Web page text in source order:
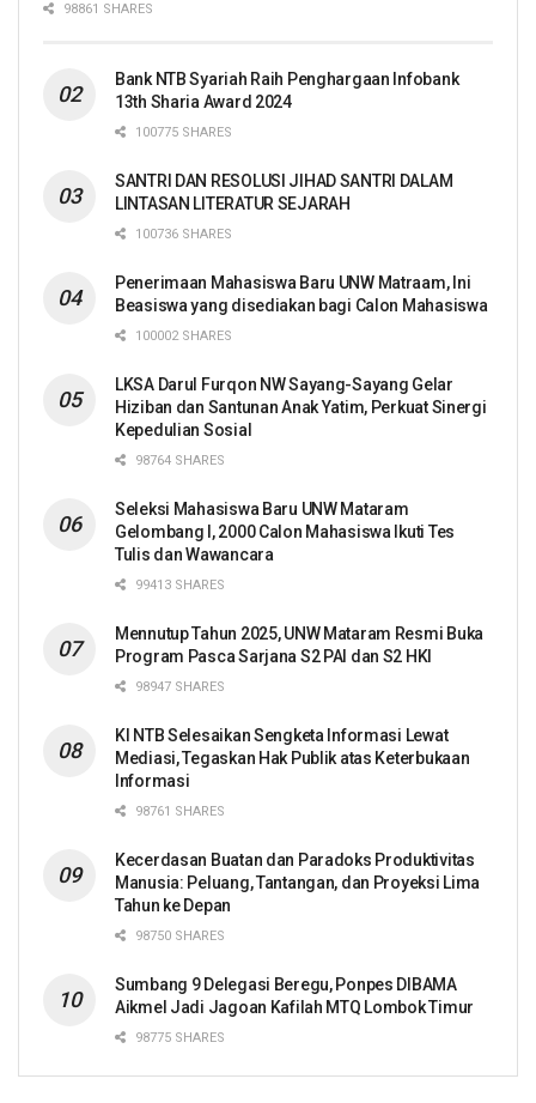
98861 SHARES
Bank NTB Syariah Raih Penghargaan Infobank
13th Sharia Award 2024
100775 SHARES
SANTRI DAN RESOLUSI JIHAD SANTRI DALAM
LINTASAN LITERATUR SEJARAH
100736 SHARES
Penerimaan Mahasiswa Baru UNW Matraam, Ini
Beasiswa yang disediakan bagi Calon Mahasiswa
100002 SHARES
LKSA Darul Furqon NW Sayang-Sayang Gelar
Hiziban dan Santunan Anak Yatim, Perkuat Sinergi
Kepedulian Sosial
98764 SHARES
Seleksi Mahasiswa Baru UNW Mataram
Gelombang I, 2000 Calon Mahasiswa Ikuti Tes
Tulis dan Wawancara
99413 SHARES
Mennutup Tahun 2025, UNW Mataram Resmi Buka
Program Pasca Sarjana S2 PAI dan S2 HKI
98947 SHARES
KI NTB Selesaikan Sengketa Informasi Lewat
Mediasi, Tegaskan Hak Publik atas Keterbukaan
Informasi
98761 SHARES
Kecerdasan Buatan dan Paradoks Produktivitas
Manusia: Peluang, Tantangan, dan Proyeksi Lima
Tahun ke Depan
98750 SHARES
Sumbang 9 Delegasi Beregu, Ponpes DIBAMA
Aikmel Jadi Jagoan Kafilah MTQ Lombok Timur
98775 SHARES